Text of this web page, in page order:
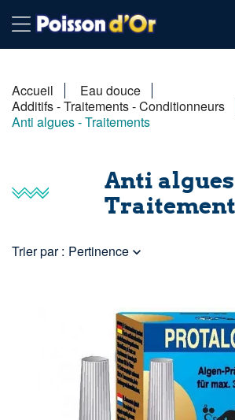
Accueil
Eau douce
Additifs - Traitements - Conditionneurs
Anti algues - Traitements
Anti
Trier par : Pertinence 